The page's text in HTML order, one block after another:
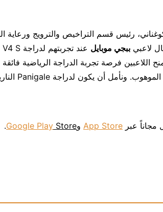
رئيس قسم التراخيص والترويج
لاعبي ببجي موبايل
اللاعبين فرصة تجربة الدراجة الرياضية
الموهوب. ونأمل أن يكون لدراجة Panigale النارية تأثير إيجابي دائم على اللاعبين”.
مجاناً عبر App Store و Google Play Store
.